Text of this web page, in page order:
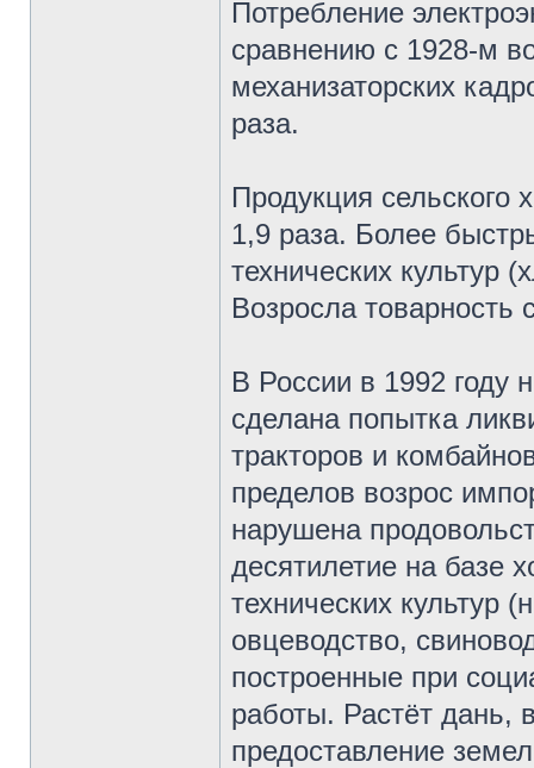
Потребление
сравнению с 1928-м
механизаторских
раза.
Продукция сельского
1,9 раза. Более
технических культур
Возросла товарность
В России в 1992 году
сделана попытка
тракторов и
пределов возрос
нарушена
десятилетие на базе
технических культур
овцеводство,
построенные при
работы. Растёт дань,
предоставление